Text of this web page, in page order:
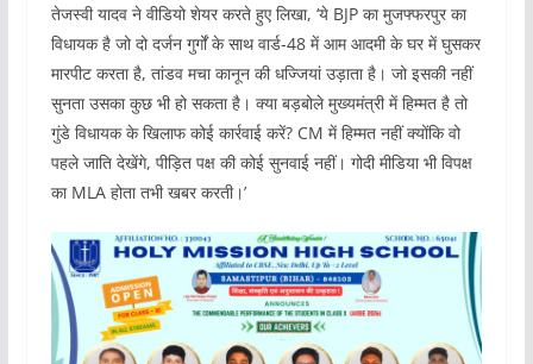
तेजस्वी यादव ने वीडियो शेयर करते हुए लिखा, ‘ये BJP का मुजफ्फरपुर का
विधायक है जो दो दर्जन गुर्गों के साथ वार्ड-48 में आम आदमी के घर में घुसकर
मारपीट करता है, तांडव मचा कानून की धज्जियां उड़ाता है। जो इसकी नहीं
सुनता उसका कुछ भी हो सकता है। क्या बड़बोले मुख्यमंत्री में हिम्मत है तो
गुंडे विधायक के खिलाफ कोई कार्रवाई करें? CM में हिम्मत नहीं क्योंकि वो
पहले जाति देखेंगे, पीड़ित पक्ष की कोई सुनवाई नहीं। गोदी मीडिया भी विपक्ष
का MLA होता तभी खबर करती।’